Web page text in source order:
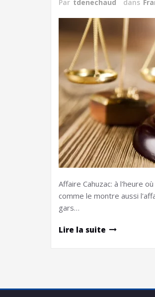
Par tdenechaud dans
Affaire Cahuzac: à l'heure
comme le montre aussi
gars…
Lire la suite